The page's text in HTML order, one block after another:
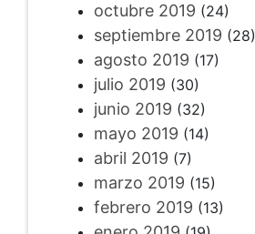
octubre 2019 (24)
septiembre 2019 (28)
agosto 2019 (17)
julio 2019 (30)
junio 2019 (32)
mayo 2019 (14)
abril 2019 (7)
marzo 2019 (15)
febrero 2019 (13)